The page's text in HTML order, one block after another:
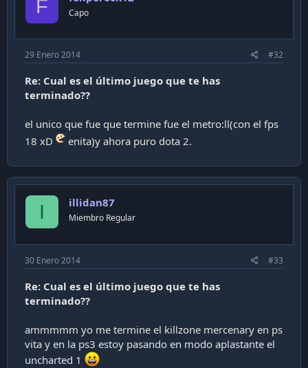
F Capo
29 Enero 2014 #32
Re: Cual es el último juego que te has
terminado??
el unico que fue que termine fue el metro:ll(con el fps
18 xD
enita)y ahora puro dota 2.
I illidan87
Miembro Regular
30 Enero 2014 #33
Re: Cual es el último juego que te has
terminado??
ammmmm yo me termine el killzone mercenary en ps
vita y en la ps3 estoy pasando en modo aplastante el
uncharted 1